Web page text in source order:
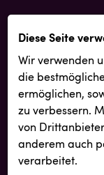
Diese Seite
Wir verwenden
die
ermöglichen,
zu verbessern.
von
anderem auch
verarbeitet.